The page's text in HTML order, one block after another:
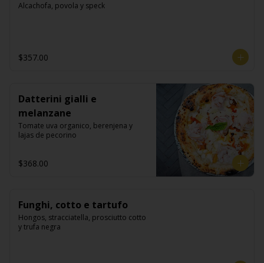
Alcachofa, povola y speck
$357.00
Datterini gialli e
melanzane
Tomate uva organico, berenjena y
lajas de pecorino
$368.00
Funghi, cotto e tartufo
Hongos, stracciatella, prosciutto cotto
y trufa negra